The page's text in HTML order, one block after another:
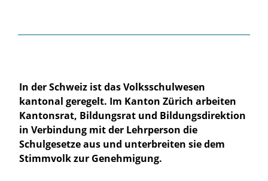
Inhalt
In der Schweiz ist das Volksschulwesen
kantonal geregelt. Im Kanton Zürich arbeiten
Kantonsrat, Bildungsrat und Bildungsdirektion
in Verbindung mit der Lehrperson die
Schulgesetze aus und unterbreiten sie dem
Stimmvolk zur Genehmigung.